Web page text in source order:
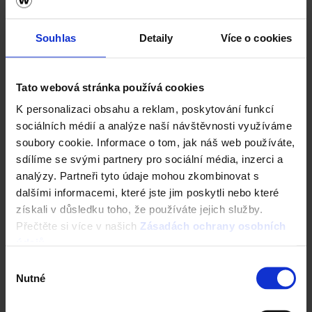
Souhlas Detaily Více o cookies
Tato webová stránka používá cookies
K personalizaci obsahu a reklam, poskytování funkcí
sociálních médií a analýze naší návštěvnosti využíváme
soubory cookie. Informace o tom, jak náš web používáte,
sdílíme se svými partnery pro sociální média, inzerci a
analýzy. Partneři tyto údaje mohou zkombinovat s
dalšími informacemi, které jste jim poskytli nebo které
získali v důsledku toho, že používáte jejich služby.
Přečtěte si více v našich Zásadách ochrany osobních
souhlasu
Nutné
Zvláštní cena, kategorie
Kostel Vilanova de la Barca, Španělsko
Architekti: AleaOlea architecture &
landscape, Španělsko
Použitý materiál: Lícové cihly, pálené střešní
tašky.
Kostel Vilanova de la Barca postavena ve 13.
století. Během občanské války v roce 1936 byl
rozhodnuto zastavit tento úpadek a zachovat
kostel v současném stavu. Tak začal proces